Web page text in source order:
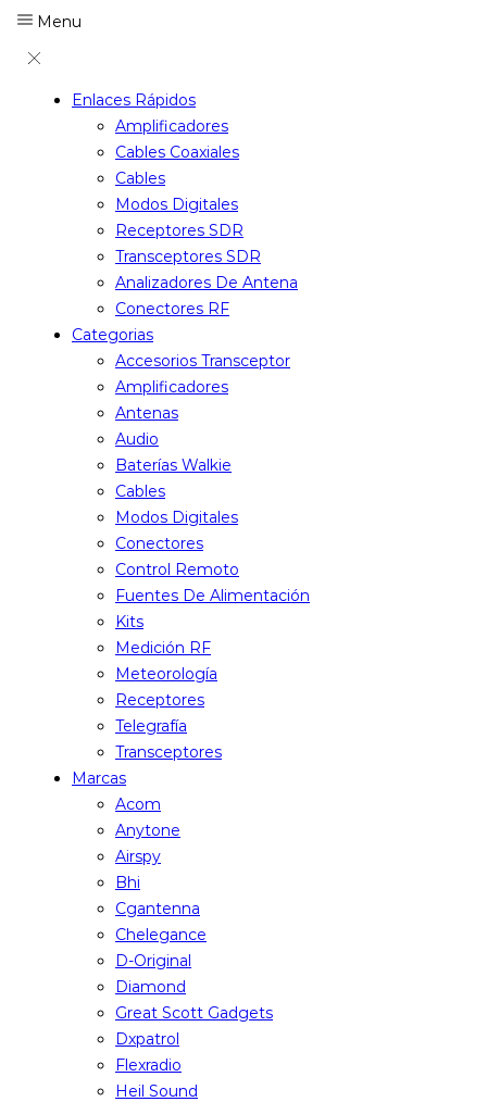
Menu
Enlaces Rápidos
Amplificadores
Cables Coaxiales
Cables
Modos Digitales
Receptores SDR
Transceptores SDR
Analizadores De Antena
Conectores RF
Categorias
Accesorios Transceptor
Amplificadores
Antenas
Audio
Baterías Walkie
Cables
Modos Digitales
Conectores
Control Remoto
Fuentes De Alimentación
Kits
Medición RF
Meteorología
Receptores
Telegrafía
Transceptores
Marcas
Acom
Anytone
Airspy
Bhi
Cgantenna
Chelegance
D-Original
Diamond
Great Scott Gadgets
Dxpatrol
Flexradio
Heil Sound